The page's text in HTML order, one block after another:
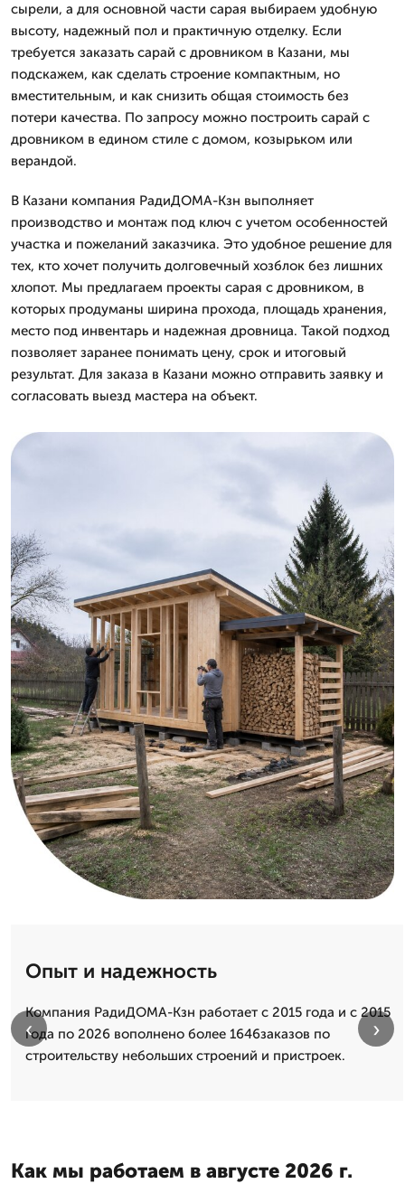
сырели, а для основной части сарая выбираем удобную
высоту, надежный пол и практичную отделку. Если
требуется заказать сарай с дровником в Казани, мы
подскажем, как сделать строение компактным, но
вместительным, и как снизить общая стоимость без
потери качества. По запросу можно построить сарай с
дровником в едином стиле с домом, козырьком или
верандой.
В Казани компания РадиДОМА-Кзн выполняет
производство и монтаж под ключ с учетом особенностей
участка и пожеланий заказчика. Это удобное решение для
тех, кто хочет получить долговечный хозблок без лишних
хлопот. Мы предлагаем проекты сарая с дровником, в
которых продуманы ширина прохода, площадь хранения,
место под инвентарь и надежная дровница. Такой подход
позволяет заранее понимать цену, срок и итоговый
результат. Для заказа в Казани можно отправить заявку и
согласовать выезд мастера на объект.
Опыт и надежность
Компания РадиДОМА-Кзн работает с 2015 года и с 2015
года по 2026 вополнено более 1646заказов по
строительству небольших строений и пристроек.
‹ ›
Как мы работаем в августе 2026 г.